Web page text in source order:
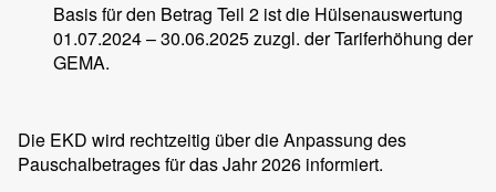
Basis für den Betrag Teil 2 ist die Hülsenauswertung
01.07.2024 – 30.06.2025 zuzgl. der Tariferhöhung der
GEMA.
Die EKD wird rechtzeitig über die Anpassung des
Pauschalbetrages für das Jahr 2026 informiert.